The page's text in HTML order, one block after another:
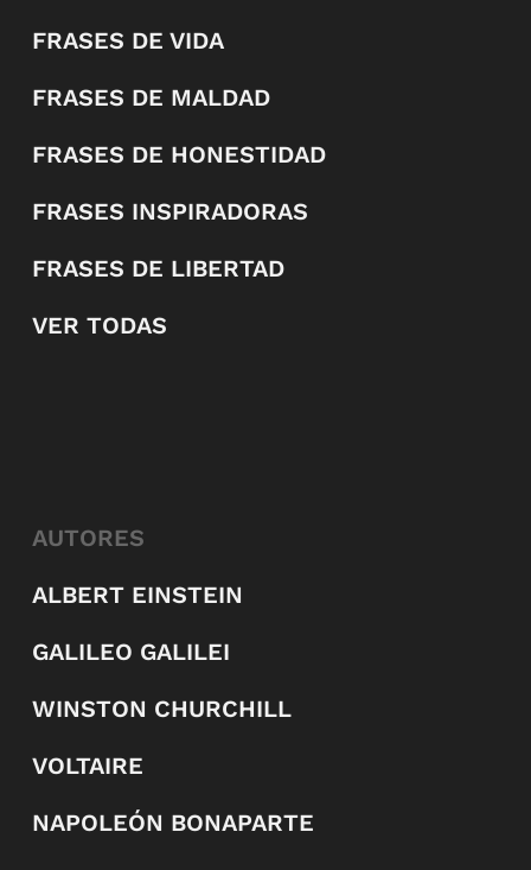
FRASES DE VIDA
FRASES DE MALDAD
FRASES DE HONESTIDAD
FRASES INSPIRADORAS
FRASES DE LIBERTAD
VER TODAS
AUTORES
ALBERT EINSTEIN
GALILEO GALILEI
WINSTON CHURCHILL
VOLTAIRE
NAPOLEÓN BONAPARTE